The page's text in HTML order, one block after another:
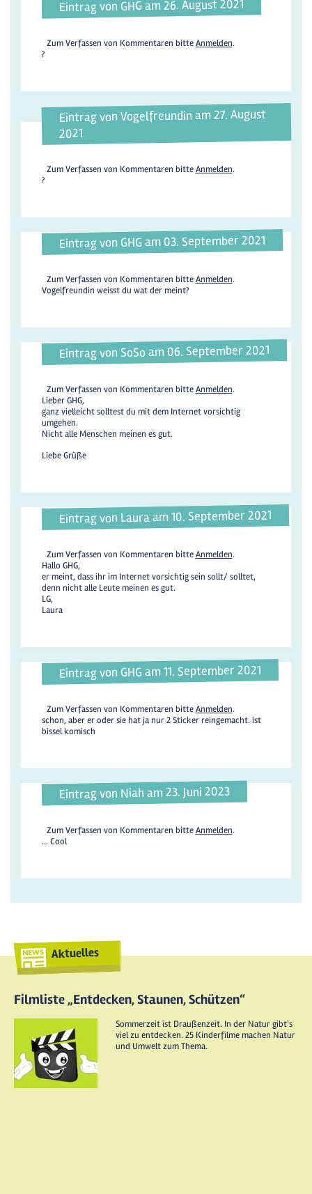
Eintrag von GHG am 26. August 2021
Zum Verfassen von Kommentaren bitteAnmelden.
?
Eintrag von Vogelfreundin am 27. August
2021
Zum Verfassen von Kommentaren bitteAnmelden.
?
Eintrag von GHG am 03. September 2021
Zum Verfassen von Kommentaren bitteAnmelden.
Vogelfreundin weisst du wat der meint?
Eintrag von SoSo am 06. September 2021
Zum Verfassen von Kommentaren bitteAnmelden.
Lieber GHG,
ganz vielleicht solltest du mit dem Internet vorsichtig
umgehen.
Nicht alle Menschen meinen es gut.
Liebe Grüße
Eintrag von Laura am 10. September 2021
Zum Verfassen von Kommentaren bitteAnmelden.
Hallo GHG,
er meint, dass ihr im Internet vorsichtig sein sollt/ solltet,
denn nicht alle Leute meinen es gut.
LG,
Laura
Eintrag von GHG am 11. September 2021
Zum Verfassen von Kommentaren bitteAnmelden.
schon, aber er oder sie hat ja nur 2 Sticker reingemacht. ist
bissel komisch
Eintrag von Niah am 23. Juni 2023
Zum Verfassen von Kommentaren bitteAnmelden.
... Cool
Aktuelles
Filmliste „Entdecken, Staunen, Schützen“
Sommerzeit ist Draußenzeit. In der Natur gibt's
viel zu entdecken. 25 Kinderfilme machen Natur
und Umwelt zum Thema.